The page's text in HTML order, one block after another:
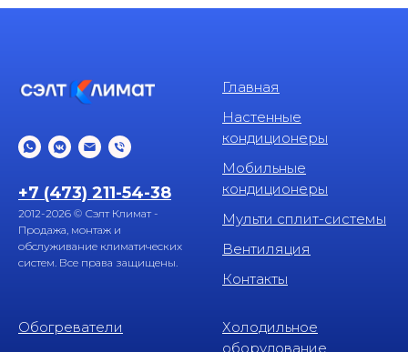
+7 (473) 211-54-38
2012-2026 © Сэлт Климат -
Продажа, монтаж и
обслуживание климатических
систем. Все права защищены.
Главная
Настенные
кондиционеры
Мобильные
кондиционеры
Мульти сплит-системы
Вентиляция
Контакты
Обогреватели
Холодильное
оборудование